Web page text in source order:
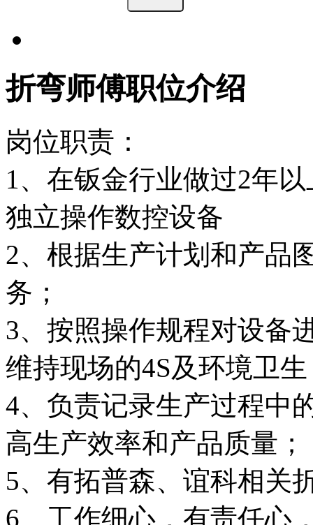
折弯师傅职位介绍
岗位职责：
1、在钣金行业做过2年
独立操作数控设备
2、根据生产计划和产品
务；
3、按照操作规程对设备
维持现场的4S及环境卫
4、负责记录生产过程中
高生产效率和产品质量；
5、有拓普森、谊科相关
6、工作细心，有责任心